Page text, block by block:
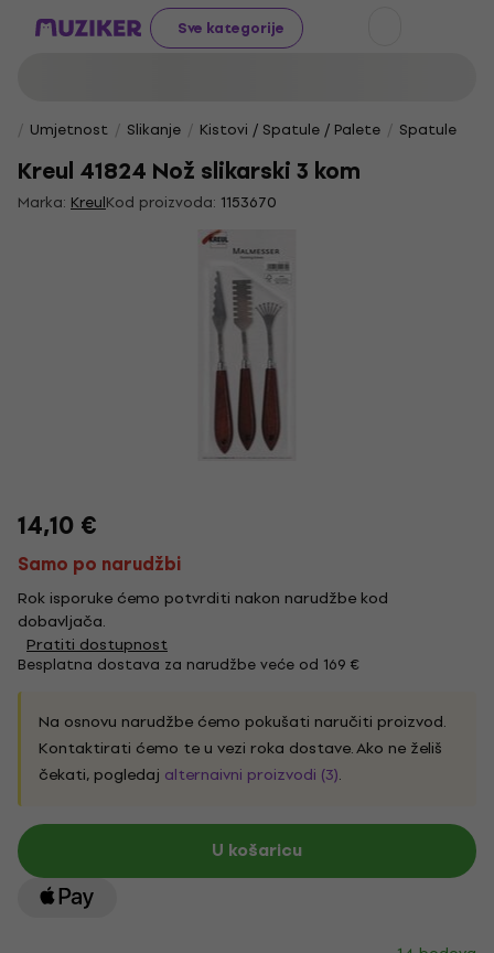
Sve kategorije
Umjetnost Slikanje Kistovi / Spatule / Palete Spatule
Kreul 41824 Nož slikarski 3 kom
Marka: KreulKod proizvoda: 1153670
14,10 €
Samo po narudžbi
Rok isporuke ćemo potvrditi nakon narudžbe kod
dobavljača.
Pratiti dostupnost
Besplatna dostava za narudžbe veće od 169 €
Na osnovu narudžbe ćemo pokušati naručiti proizvod.
Kontaktirati ćemo te u vezi roka dostave. Ako ne želiš
čekati, pogledaj alternaivni proizvodi (3).
U košaricu